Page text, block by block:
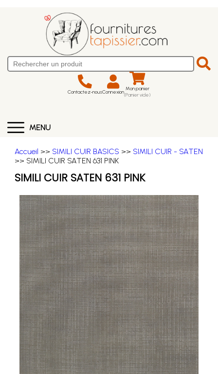
Contactez-nousConnexion Mon panier
(Panier vide)
MENU
Accueil >> SIMILI CUIR BASICS >> SIMILI CUIR - SATEN
>> SIMILI CUIR SATEN 631 PINK
SIMILI CUIR SATEN 631 PINK